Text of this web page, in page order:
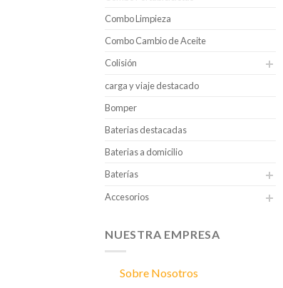
Combo Limpieza
Combo Cambio de Aceite
Colisión
carga y viaje destacado
Bomper
Baterias destacadas
Baterias a domicilio
Baterías
Accesorios
NUESTRA EMPRESA
Sobre Nosotros